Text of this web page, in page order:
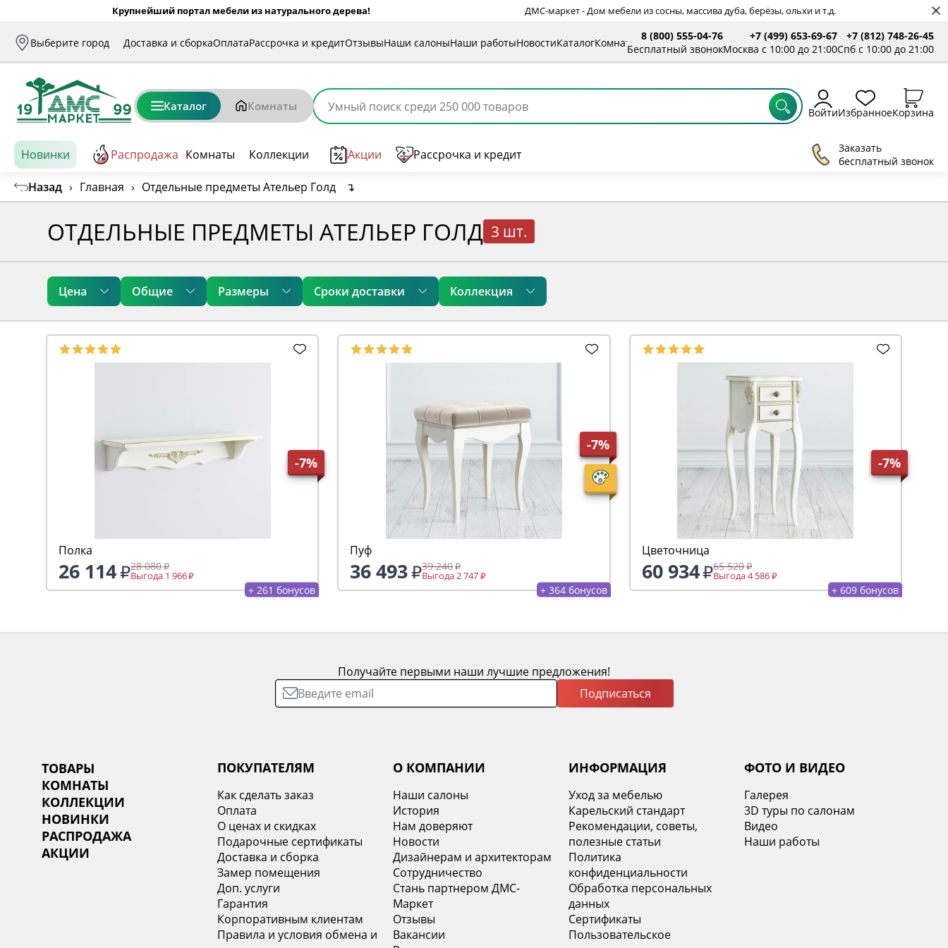
Крупнейший портал мебели из натурального дерева! ДМС-маркет - Дом мебели из сосны, массива дуба, берёзы, ольхи и т.д.
Выберите город Доставка и сборкаОплатаРассрочка и кредитОтзывыНаши салоныНаши работыНовостиКаталогКомнаты
8 (800) 555-04-76
Бесплатный звонок
+7 (499) 653-69-67
Москва с 10:00 до 21:00
+7 (812) 748-26-45
Спб с 10:00 до 21:00
Каталог Комнаты ВойтиИзбранноеКорзина
Новинки Распродажа Комнаты Коллекции Акции Рассрочка и кредит
Заказать
бесплатный звонок
Назад › Главная › Отдельные предметы Ательер Голд ↴
ОТДЕЛЬНЫЕ ПРЕДМЕТЫ АТЕЛЬЕР ГОЛД 3 шт.
Цена Общие Размеры Сроки доставки Коллекция
-7%
Полка
26 114 28 080
Выгода 1 966
+ 261 бонусов
-7%
Пуф
36 493 39 240
Выгода 2 747
+ 364 бонусов
-7%
Цветочница
60 934 65 520
Выгода 4 586
+ 609 бонусов
Получайте первыми наши лучшие предложения!
Подписаться
ТОВАРЫ
КОМНАТЫ
КОЛЛЕКЦИИ
НОВИНКИ
РАСПРОДАЖА
АКЦИИ
ПОКУПАТЕЛЯМ
Как сделать заказ
Оплата
О ценах и скидках
Подарочные сертификаты
Доставка и сборка
Замер помещения
Доп. услуги
Гарантия
Корпоративным клиентам
Правила и условия обмена и
О КОМПАНИИ
Наши салоны
История
Нам доверяют
Новости
Дизайнерам и архитекторам
Сотрудничество
Стань партнером ДМС-
Маркет
Отзывы
Вакансии
ИНФОРМАЦИЯ
Уход за мебелью
Карельский стандарт
Рекомендации, советы,
полезные статьи
Политика
конфиденциальности
Обработка персональных
данных
Сертификаты
Пользовательское
ФОТО И ВИДЕО
Галерея
3D туры по салонам
Видео
Наши работы